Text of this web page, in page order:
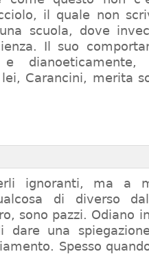
il quale non
scuola, dove
Il suo
dianoeticamente,
Carancini, merita
ignoranti, ma a
di diverso
sono pazzi. Odiano
dare una
Spesso